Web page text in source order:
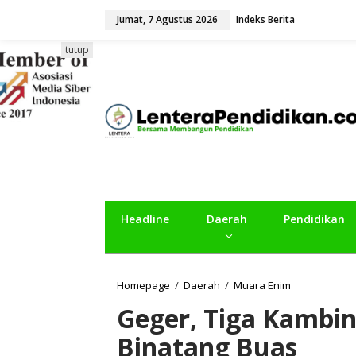
a
t
i
k
e
k
Jumat, 7 Agustus 2026 Indeks Berita
Headline Daerah Pendidikan
tutup
Homepage / Daerah / Muara Enim
g
e
r
Geger, Tiga
Binatang Buas